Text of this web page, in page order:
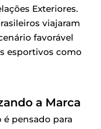
Exteriores.
viajaram
favorável
esportivos como
a Marca
pensado para